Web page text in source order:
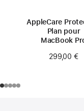
AppleCare
Plan pour
MacBook
299,00 €